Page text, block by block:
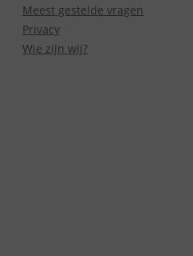
Meest gestelde vragen
Privacy
Wie zijn wij?